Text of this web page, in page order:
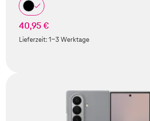
40,95 €
Lieferzeit:1-3 Werktage